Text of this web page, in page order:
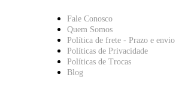
Fale Conosco
Quem Somos
Política de frete - Prazo e envio
Políticas de Privacidade
Políticas de Trocas
Blog